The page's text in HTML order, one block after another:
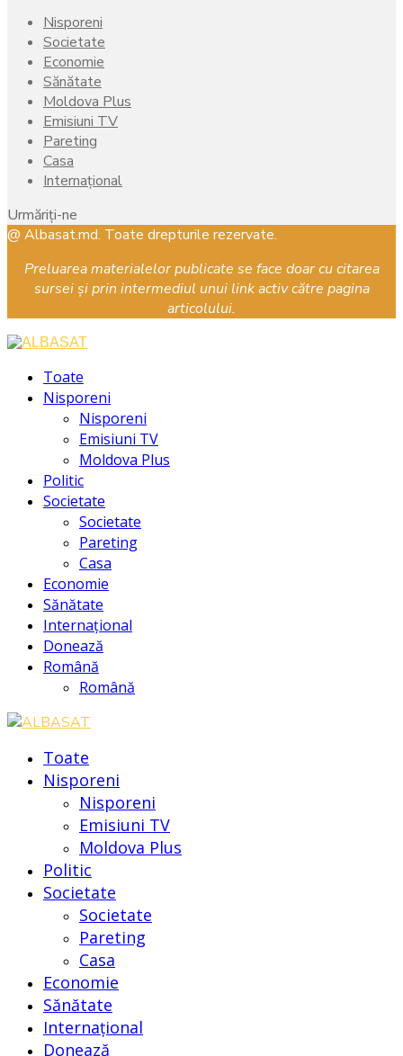
Nisporeni
Societate
Economie
Sănătate
Moldova Plus
Emisiuni TV
Pareting
Casa
Internațional
Urmăriți-ne
Facebook
Instagram
Youtube
@ Albasat.md. Toate drepturile rezervate.
Preluarea materialelor publicate se face doar cu citarea
sursei și prin intermediul unui link activ către pagina
articolului.
Toate
Nisporeni
Nisporeni
Emisiuni TV
Moldova Plus
Politic
Societate
Societate
Pareting
Casa
Economie
Sănătate
Internațional
Donează
Română
Română
Toate
Nisporeni
Nisporeni
Emisiuni TV
Moldova Plus
Politic
Societate
Societate
Pareting
Casa
Economie
Sănătate
Internațional
Donează